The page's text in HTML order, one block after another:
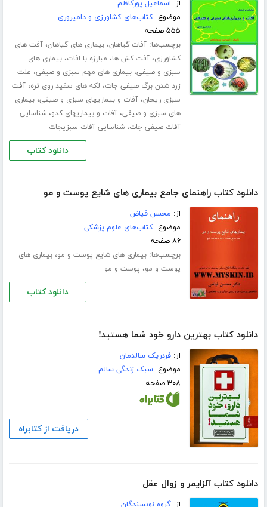
از: اسماعیل پورکاظم
موضوع:کتاب‌های کشاورزی و دامپروری
۵۵۵ صفحه
برچسب‌ها:آفات گیاهان،بیماری های گیاهان،آفت های
کشاورزی،آفت کش ها، مبارزه با افات،بیماری های
سبزی و صیفی،بیماری های مهم سبزی و صیفی، علت
زرد شدن برگ صیفی جات، لکه های سفید روی تره،آفت
سبزی ریحان،آفات و بیماریهای سبزی و صیفی،بیماری
های سبزی و صیفی،آفات و بیماریهای کدو،شناسایی
آفات صیفی جات،شناسایی آفات سبزیجات
دانلود کتاب
دانلود کتاب راهنمای جامع بیماری های شایع پوست و مو
از: محسن فیاض
موضوع:کتاب‌های علوم پزشکی
۸۶ صفحه
برچسب‌ها:بیماری های شایع پوست و مو،بیماری های
پوست و مو، پوست و مو
دانلود کتاب
دانلود کتاب بهترین دارو خود شما هستید!
از:فردریک سالدمان
موضوع:سبک زندگی سالم
۳۰۸ صفحه
دریافت از کتابراه
دانلود کتاب آلزایمر و زوال عقل
از:گروه نویسندگان